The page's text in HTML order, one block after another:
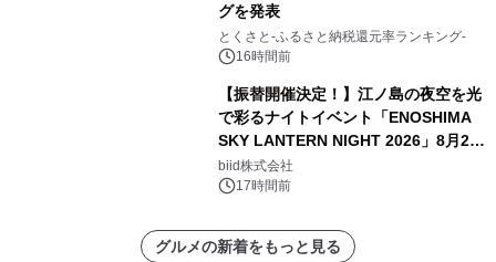
グを発表
とくさと-ふるさと納税還元率ランキング-
16時間前
【振替開催決定！】江ノ島の夜空を光
で彩るナイトイベント「ENOSHIMA
SKY LANTERN NIGHT 2026」8月22
日(土)振替開催＆受付スタート！
biid株式会社
17時間前
グルメの新着をもっと見る